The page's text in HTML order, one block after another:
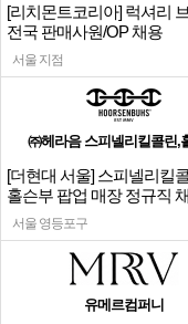
[리치몬트코리아] 럭셔리
전국 판매사원/OP 채용
서울 지점
㈜헤라음 스피넬리킬콜린,
[더현대 서울] 스피넬리킬
홀슨부 팝업 매장 정규직
서울 영등포구
유메르컴퍼니